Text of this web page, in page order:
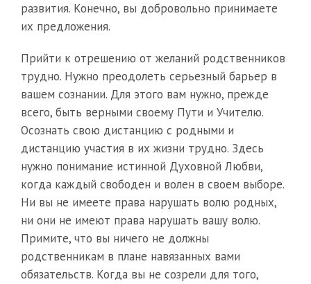
развития. Конечно, вы добровольно принимаете
их предложения.
Прийти к отрешению от желаний родственников
трудно. Нужно преодолеть серьезный барьер в
вашем сознании. Для этого вам нужно, прежде
всего, быть верными своему Пути и Учителю.
Осознать свою дистанцию с родными и
дистанцию участия в их жизни трудно. Здесь
нужно понимание истинной Духовной Любви,
когда каждый свободен и волен в своем выборе.
Ни вы не имеете права нарушать волю родных,
ни они не имеют права нарушать вашу волю.
Примите, что вы ничего не должны
родственникам в плане навязанных вами
обязательств. Когда вы не созрели для того,